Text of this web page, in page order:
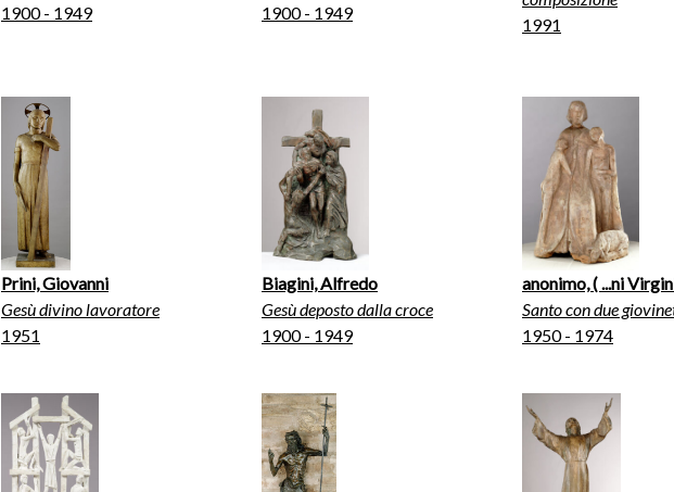
1900 - 1949
1900 - 1949
1991
Prini, Giovanni
Gesù divino lavoratore
1951
Biagini, Alfredo
Gesù deposto dalla croce
1900 - 1949
anonimo, ( ...ni
Santo con due
1950 - 1974